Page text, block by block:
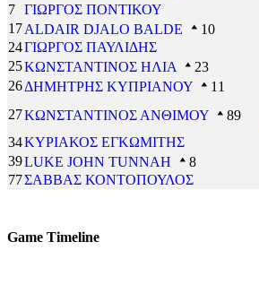
7 ΓΙΩΡΓΟΣ ΠΟΝΤΙΚΟΥ
17ALDAIR DJALO BALDE
10
24ΓΙΩΡΓΟΣ ΠΑΥΛΙΔΗΣ
25ΚΩΝΣΤΑΝΤΙΝΟΣ ΗΛΙΑ
23
26ΔΗΜΗΤΡΗΣ ΚΥΠΡΙΑΝΟΥ
11
27ΚΩΝΣΤΑΝΤΙΝΟΣ ΑΝΘΙΜΟΥ 89
34ΚΥΡΙΑΚΟΣ ΕΓΚΩΜΙΤΗΣ
39LUKE JOHN TUNNAH
8
77ΣΑΒΒΑΣ ΚΟΝΤΟΠΟΥΛΟΣ
Game Timeline